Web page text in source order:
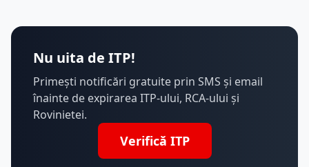
Nu uita de ITP!
Primești notificări gratuite prin SMS și email
înainte de expirarea ITP-ului, RCA-ului și
Rovinietei.
Verifică ITP